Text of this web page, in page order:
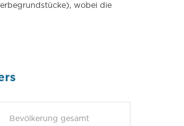
wobei die
Bevölkerung gesamt